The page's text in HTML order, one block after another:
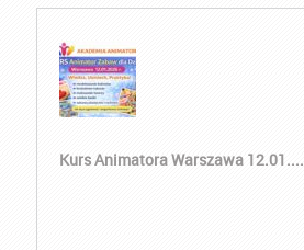
Kurs Animatora Warszawa 12.01....